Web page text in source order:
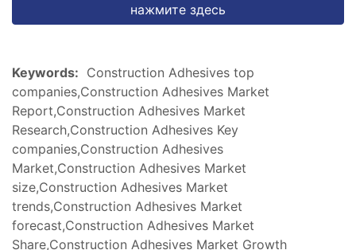
нажмите здесь
Keywords: Construction Adhesives top
companies,Construction Adhesives Market
Report,Construction Adhesives Market
Research,Construction Adhesives Key
companies,Construction Adhesives
Market,Construction Adhesives Market
size,Construction Adhesives Market
trends,Construction Adhesives Market
forecast,Construction Adhesives Market
Share,Construction Adhesives Market Growth